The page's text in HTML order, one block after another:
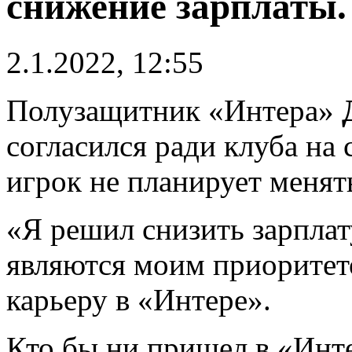
2.1.2022, 12:55
Полузащитник «Интера»
согласился ради клуба
игрок не планирует
«Я решил снизить
являются моим
карьеру в «Интере».